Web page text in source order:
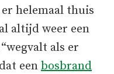
helemaal thuis
altijd weer een
als er
een bosbrand